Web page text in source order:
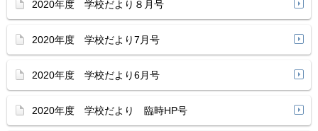
2020年度 学校だより８月号
2020年度 学校だより7月号
2020年度 学校だより6月号
2020年度 学校だより 臨時HP号